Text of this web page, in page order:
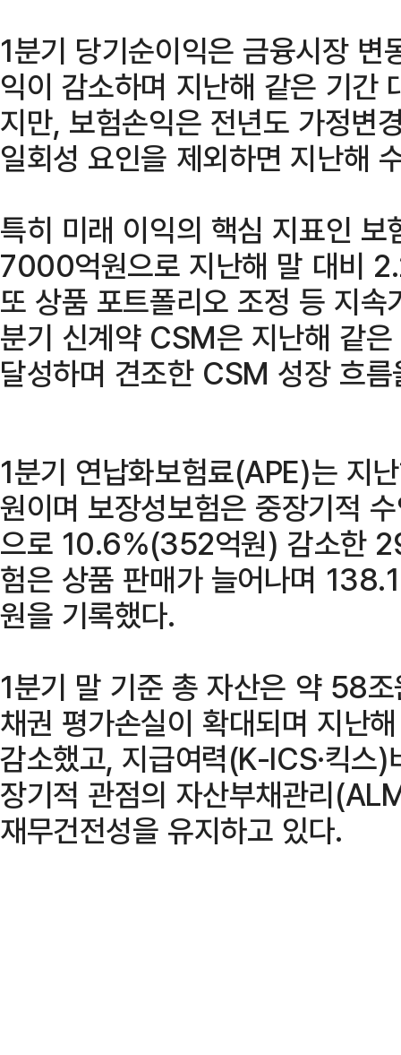
1분기 당기순이익은 금융시장
익이 감소하며 지난해 같은 기
지만, 보험손익은 전년도 가정
일회성 요인을 제외하면 지난해
특히 미래 이익의 핵심 지표인
7000억원으로 지난해 말 대비
또 상품 포트폴리오 조정 등 지
분기 신계약 CSM은 지난해 같
달성하며 견조한 CSM 성장 흐
1분기 연납화보험료(APE)는 지
원이며 보장성보험은 중장기적
으로 10.6%(352억원) 감소한
험은 상품 판매가 늘어나며
원을 기록했다.
1분기 말 기준 총 자산은 약 58
채권 평가손실이 확대되며 지
감소했고, 지급여력(K-ICS·킥
장기적 관점의 자산부채관리
재무건전성을 유지하고 있다.